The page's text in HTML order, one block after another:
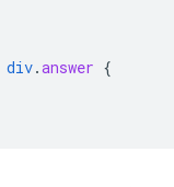
div.answer {